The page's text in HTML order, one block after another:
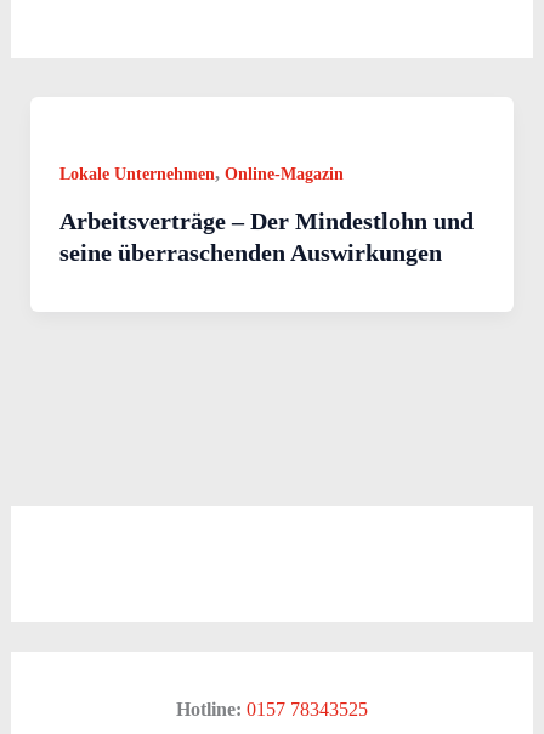
Lokale Unternehmen, Online-Magazin
Arbeitsverträge – Der Mindestlohn und
seine überraschenden Auswirkungen
Hotline: 0157 78343525